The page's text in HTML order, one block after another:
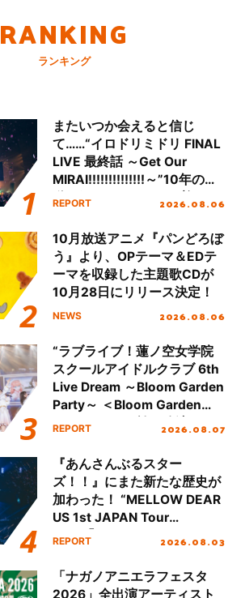
RANKING
ランキング
またいつか会えると信じ
て……“イロドリミドリ FINAL
LIVE 最終話 ～Get Our
MIRAI!!!!!!!!!!!!!!～”10年の活
動を経てファイナルを迎える
REPORT 2026.08.06
10月放送アニメ『パンどろぼ
う』より、OPテーマ＆EDテ
ーマを収録した主題歌CDが
10月28日にリリース決定！
NEWS 2026.08.06
“ラブライブ！蓮ノ空女学院
スクールアイドルクラブ 6th
Live Dream ～Bloom Garden
Party～ ＜Bloom Garden
Party Stage／埼玉公演＞”
REPORT 2026.08.07
『あんさんぶるスター
ズ！！』にまた新たな歴史が
加わった！ “MELLOW DEAR
US 1st JAPAN Tour
Final「NICE to meet YOU
ート!!
REPORT 2026.08.03
「ナガノアニエラフェスタ
2026」全出演アーティスト